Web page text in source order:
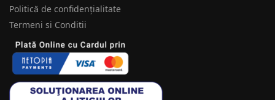
Politică de confidențialitate
Termeni si Conditii